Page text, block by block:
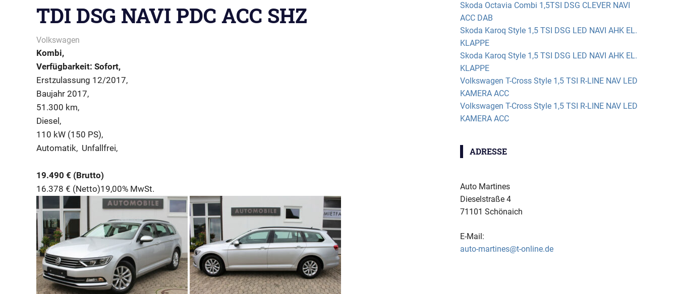
TDI DSG NAVI PDC ACC SHZ
Volkswagen
Kombi,
Verfügbarkeit: Sofort,
Erstzulassung 12/2017,
Baujahr 2017,
51.300 km,
Diesel,
110 kW (150 PS),
Automatik, Unfallfrei,
19.490 € (Brutto)
16.378 € (Netto)19,00% MwSt.
Skoda Octavia Combi 1,5TSI DSG CLEVER NAVI
ACC DAB
Skoda Karoq Style 1,5 TSI DSG LED NAVI AHK EL.
KLAPPE
Skoda Karoq Style 1,5 TSI DSG LED NAVI AHK EL.
KLAPPE
Volkswagen T-Cross Style 1,5 TSI R-LINE NAV LED
KAMERA ACC
Volkswagen T-Cross Style 1,5 TSI R-LINE NAV LED
KAMERA ACC
ADRESSE
Auto Martines
Dieselstraße 4
71101 Schönaich
E-Mail:
auto-martines@t-online.de